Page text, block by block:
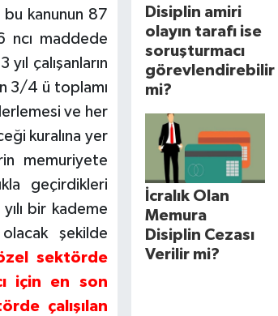
kanunun 87
ncı maddede
çalışanların
3/4 ü toplamı
ve her
kuralına yer
memuriyete
geçirdikleri
bir kademe
şekilde
sektörde
için en son
çalışılan
Disiplin amiri
olayın tarafı ise
soruşturmacı
görevlendirebilir
mi?
İcralık Olan
Memura
Disiplin Cezası
Verilir mi?